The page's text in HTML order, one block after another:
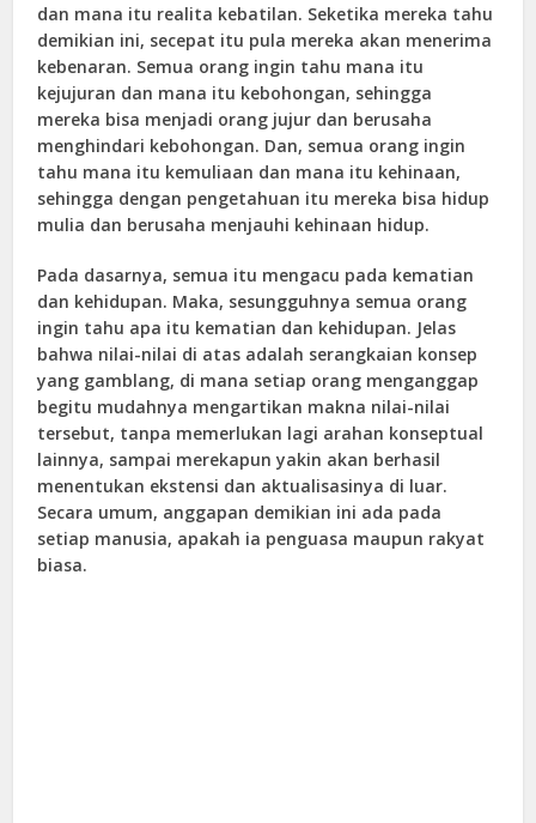
dan mana itu realita kebatilan. Seketika mereka tahu
demikian ini, secepat itu pula mereka akan menerima
kebenaran. Semua orang ingin tahu mana itu
kejujuran dan mana itu kebohongan, sehingga
mereka bisa menjadi orang jujur dan berusaha
menghindari kebohongan. Dan, semua orang ingin
tahu mana itu kemuliaan dan mana itu kehinaan,
sehingga dengan pengetahuan itu mereka bisa hidup
mulia dan berusaha menjauhi kehinaan hidup.
Pada dasarnya, semua itu mengacu pada kematian
dan kehidupan. Maka, sesungguhnya semua orang
ingin tahu apa itu kematian dan kehidupan. Jelas
bahwa nilai-nilai di atas adalah serangkaian konsep
yang gamblang, di mana setiap orang menganggap
begitu mudahnya mengartikan makna nilai-nilai
tersebut, tanpa memerlukan lagi arahan konseptual
lainnya, sampai merekapun yakin akan berhasil
menentukan ekstensi dan aktualisasinya di luar.
Secara umum, anggapan demikian ini ada pada
setiap manusia, apakah ia penguasa maupun rakyat
biasa.